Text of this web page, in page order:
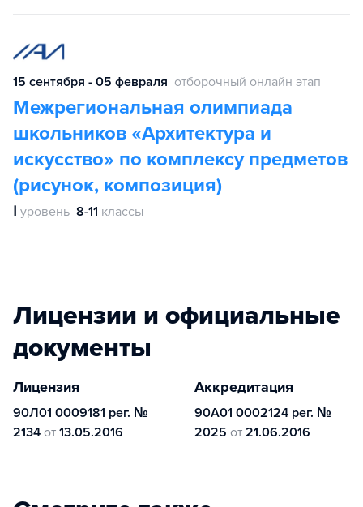
15 сентября - 05 февраля отборочный онлайн этап
Межрегиональная олимпиада
школьников «Архитектура и
искусство» по комплексу предметов
(рисунок, композиция)
Ⅰ уровень 8-11 классы
Лицензии и официальные
документы
Лицензия
90Л01 0009181 рег. №
2134 от 13.05.2016
Аккредитация
90А01 0002124 рег. №
2025 от 21.06.2016